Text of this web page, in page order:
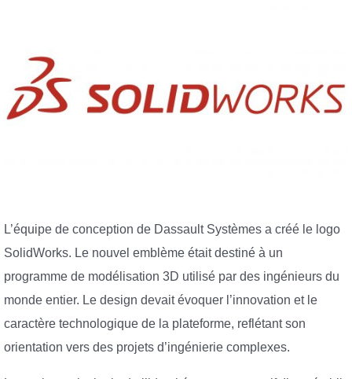
L’équipe de conception de Dassault Systèmes a créé le logo
SolidWorks. Le nouvel emblème était destiné à un
programme de modélisation 3D utilisé par des ingénieurs du
monde entier. Le design devait évoquer l’innovation et le
caractère technologique de la plateforme, reflétant son
orientation vers des projets d’ingénierie complexes.